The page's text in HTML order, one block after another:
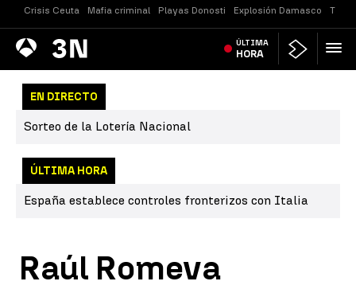
Crisis Ceuta Mafia criminal Playas Donosti Explosión Damasco
Antena
3 Noticias ÚLTIMA
HORA
EN DIRECTO
Sorteo de la Lotería Nacional
ÚLTIMA HORA
España establece controles fronterizos con Italia
Raúl Romeva